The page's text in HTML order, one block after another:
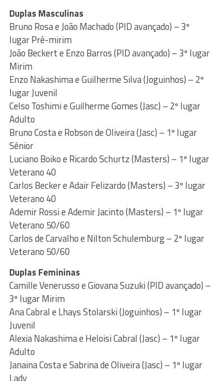
Duplas Masculinas
Bruno Rosa e João Machado (PID avançado) – 3º
lugar Pré-mirim
João Beckert e Enzo Barros (PID avançado) – 3º lugar
Mirim
Enzo Nakashima e Guilherme Silva (Joguinhos) – 2º
lugar Juvenil
Celso Toshimi e Guilherme Gomes (Jasc) – 2º lugar
Adulto
Bruno Costa e Robson de Oliveira (Jasc) – 1º lugar
Sênior
Luciano Boiko e Ricardo Schurtz (Masters) – 1º lugar
Veterano 40
Carlos Becker e Adair Felizardo (Masters) – 3º lugar
Veterano 40
Ademir Rossi e Ademir Jacinto (Masters) – 1º lugar
Veterano 50/60
Carlos de Carvalho e Nilton Schulemburg – 2º lugar
Veterano 50/60
Duplas Femininas
Camille Venerusso e Giovana Suzuki (PID avançado) –
3º lugar Mirim
Ana Cabral e Lhays Stolarski (Joguinhos) – 1º lugar
Juvenil
Alexia Nakashima e Heloisi Cabral (Jasc) – 1º lugar
Adulto
Janaina Costa e Sabrina de Oliveira (Jasc) – 1º lugar
Lady